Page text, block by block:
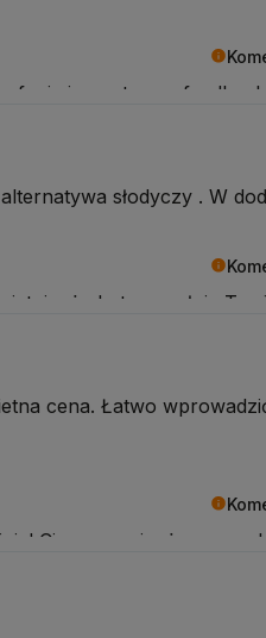
i pozytywny
że baton spełnia
słodyczy . W
Cieszymy się, że nas
cena. Łatwo